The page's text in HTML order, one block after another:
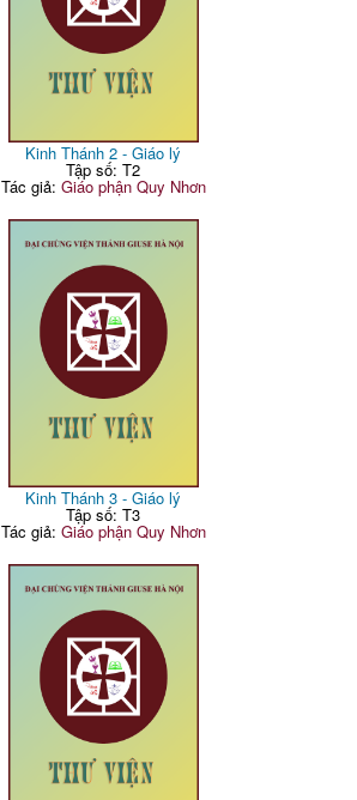
Kinh Thánh 2 - Giáo lý
Tập số: T2
Tác giả: Giáo phận Quy Nhơn
Kinh Thánh 3 - Giáo lý
Tập số: T3
Tác giả: Giáo phận Quy Nhơn